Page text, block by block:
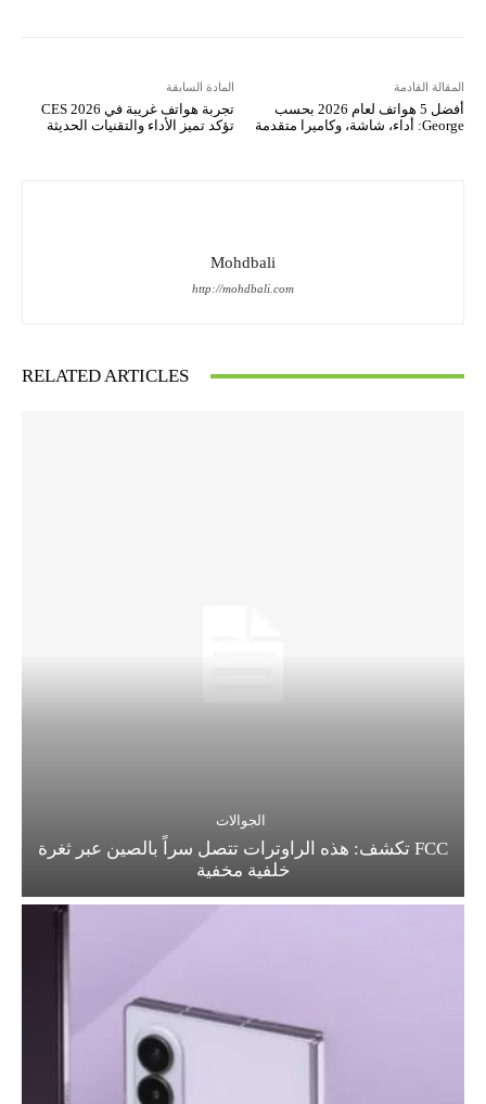
المادة السابقة
تجربة هواتف غريبة في CES 2026
تؤكد تميز الأداء والتقنيات الحديثة
المقالة القادمة
أفضل 5 هواتف لعام 2026 بحسب
George: أداء، شاشة، وكاميرا متقدمة
Mohdbali
http://mohdbali.com
RELATED ARTICLES
الجوالات
FCC تكشف: هذه الراوترات تتصل سراً بالصين عبر ثغرة
خلفية مخفية